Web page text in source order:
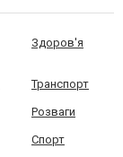
Здоров'я
Транспорт
Розваги
Спорт